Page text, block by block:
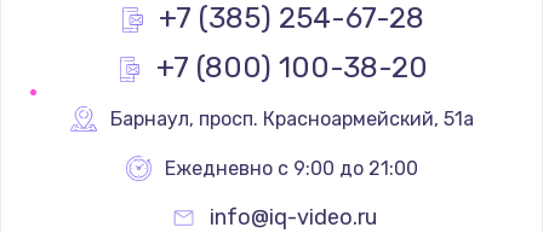
+7 (385) 254-67-28
+7 (800) 100-38-20
Барнаул, просп. Красноармейский, 51а
Ежедневно с 9:00 до 21:00
info@iq-video.ru